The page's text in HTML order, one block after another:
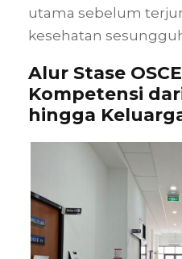
utama sebelum
kesehatan
Alur Stase
Kompetensi
hingga